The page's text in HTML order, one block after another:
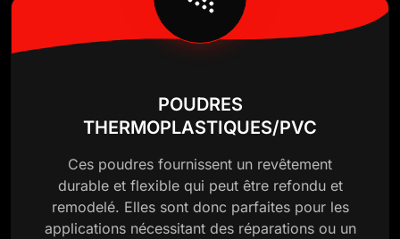
POUDRES
THERMOPLASTIQUES/PVC
Ces poudres fournissent un revêtement
durable et flexible qui peut être refondu et
remodelé. Elles sont donc parfaites pour les
applications nécessitant des réparations ou un